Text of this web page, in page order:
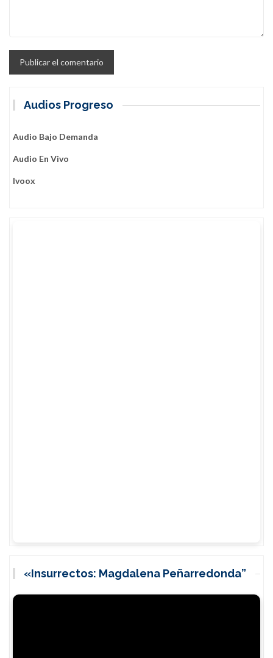
Audios Progreso
Audio Bajo Demanda
Audio En Vivo
Ivoox
«Insurrectos: Magdalena Peñarredonda”